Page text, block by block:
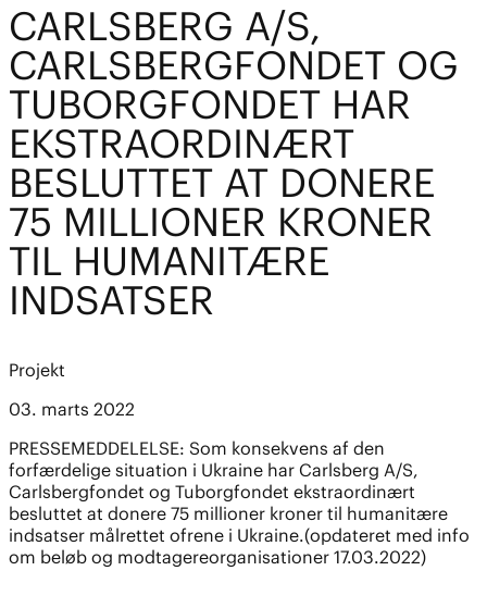
CARLSBERG A/S,
CARLSBERGFONDET OG
TUBORGFONDET HAR
EKSTRAORDINÆRT
BESLUTTET AT DONERE
75 MILLIONER KRONER
TIL HUMANITÆRE
INDSATSER
Projekt
03. marts 2022
PRESSEMEDDELELSE: Som konsekvens af den
forfærdelige situation i Ukraine har Carlsberg A/S,
Carlsbergfondet og Tuborgfondet ekstraordinært
besluttet at donere 75 millioner kroner til humanitære
indsatser målrettet ofrene i Ukraine.(opdateret med info
om beløb og modtagereorganisationer 17.03.2022)